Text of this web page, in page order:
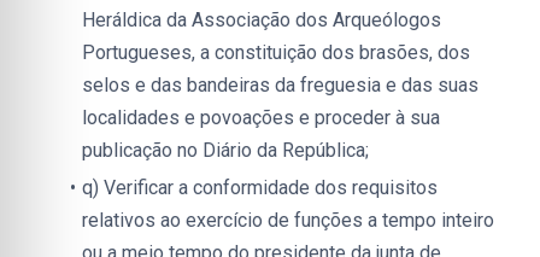
Heráldica da Associação dos Arqueólogos
Portugueses, a constituição dos brasões, dos
selos e das bandeiras da freguesia e das suas
localidades e povoações e proceder à sua
publicação no Diário da República;
q) Verificar a conformidade dos requisitos
relativos ao exercício de funções a tempo inteiro